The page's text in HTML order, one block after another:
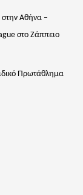
Αθήνα –
στο Ζάππειο
Πρωτάθλημα